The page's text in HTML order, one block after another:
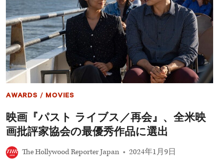
賞:
作
品
賞
は
『オ
ッ
ペ
ハ
マ
ー』、
最
8
AWARDS / MOVIES
映画『パスト ライブス／再会』、全米映
画批評家協会の最優秀作品に選出
The Hollywood Reporter Japan 2024年1月9日